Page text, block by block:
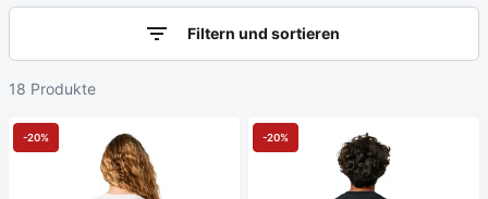
Filtern und sortieren
18 Produkte
-20% -20%